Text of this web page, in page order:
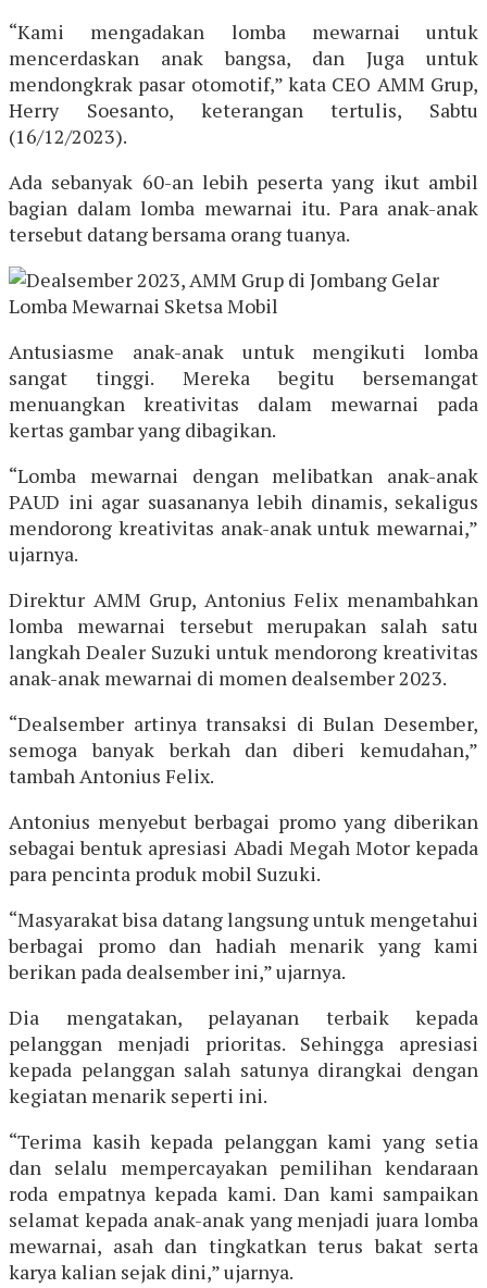
“Kami mengadakan lomba mewarnai untuk
mencerdaskan anak bangsa, dan Juga untuk
mendongkrak pasar otomotif,” kata CEO AMM Grup,
Herry Soesanto, keterangan tertulis, Sabtu
(16/12/2023).
Ada sebanyak 60-an lebih peserta yang ikut ambil
bagian dalam lomba mewarnai itu. Para anak-anak
tersebut datang bersama orang tuanya.
Antusiasme anak-anak untuk mengikuti lomba
sangat tinggi. Mereka begitu bersemangat
menuangkan kreativitas dalam mewarnai pada
kertas gambar yang dibagikan.
“Lomba mewarnai dengan melibatkan anak-anak
PAUD ini agar suasananya lebih dinamis, sekaligus
mendorong kreativitas anak-anak untuk mewarnai,”
ujarnya.
Direktur AMM Grup, Antonius Felix menambahkan
lomba mewarnai tersebut merupakan salah satu
langkah Dealer Suzuki untuk mendorong kreativitas
anak-anak mewarnai di momen dealsember 2023.
“Dealsember artinya transaksi di Bulan Desember,
semoga banyak berkah dan diberi kemudahan,”
tambah Antonius Felix.
Antonius menyebut berbagai promo yang diberikan
sebagai bentuk apresiasi Abadi Megah Motor kepada
para pencinta produk mobil Suzuki.
“Masyarakat bisa datang langsung untuk mengetahui
berbagai promo dan hadiah menarik yang kami
berikan pada dealsember ini,” ujarnya.
Dia mengatakan, pelayanan terbaik kepada
pelanggan menjadi prioritas. Sehingga apresiasi
kepada pelanggan salah satunya dirangkai dengan
kegiatan menarik seperti ini.
“Terima kasih kepada pelanggan kami yang setia
dan selalu mempercayakan pemilihan kendaraan
roda empatnya kepada kami. Dan kami sampaikan
selamat kepada anak-anak yang menjadi juara lomba
mewarnai, asah dan tingkatkan terus bakat serta
karya kalian sejak dini,” ujarnya.